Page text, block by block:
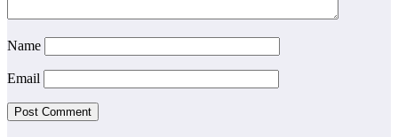
Name
Email